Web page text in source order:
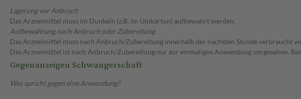
Lagerung vor Anbruch
Das Arzneimittel muss im Dunkeln (z.B. im Umkarton) aufbewahrt werden.
Aufbewahrung nach Anbruch oder Zubereitung
Das Arzneimittel muss nach Anbruch/Zubereitung innerhalb der nächsten Stunde verbraucht
Das Arzneimittel ist nach Anbruch/Zubereitung nur zur einmaligen Anwendung vorgesehen.
Gegenanzeigen Schwangerschaft
Was spricht gegen eine Anwendung?